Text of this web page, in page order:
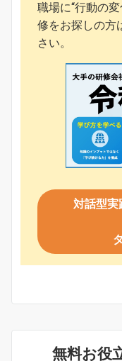
職場に“行動の
修をお探しの方
さい。
対話型実
無料お役